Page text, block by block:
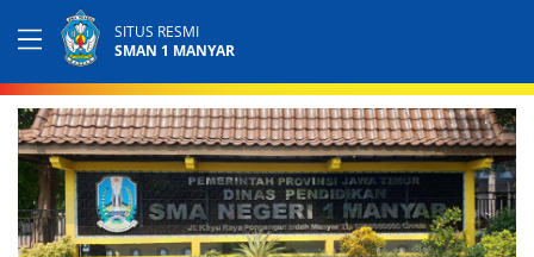
SITUS RESMI
SMAN 1 MANYAR